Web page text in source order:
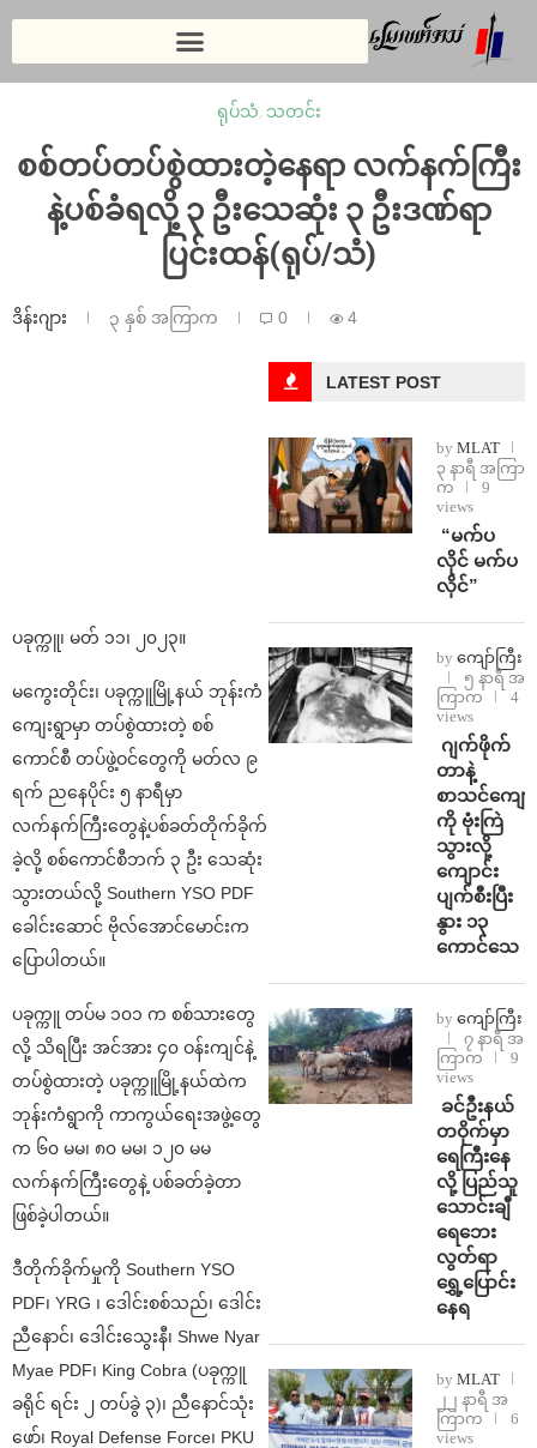
ရုပ်သံ, သတင်း
စစ်တပ်တပ်စွဲထားတဲ့နေရာ လက်နက်ကြီး
နဲ့ပစ်ခံရလို့ ၃ ဦးသေဆုံး ၃ ဦးဒဏ်ရာ
ပြင်းထန်(ရုပ်/သံ)
ဒိန်းဂျား ၃ နှစ် အကြာက 0 4
ပခုက္ကူ၊ မတ် ၁၁၊ ၂၀၂၃။
မကွေးတိုင်း၊ ပခုက္ကူမြို့နယ် ဘုန်းကံ
ကျေးရွာမှာ တပ်စွဲထားတဲ့ စစ်
ကောင်စီ တပ်ဖွဲ့ဝင်တွေကို မတ်လ ၉
ရက် ညနေပိုင်း ၅ နာရီမှာ
လက်နက်ကြီးတွေနဲ့ပစ်ခတ်တိုက်ခိုက်
ခဲ့လို့ စစ်ကောင်စီဘက် ၃ ဦး သေဆုံး
သွားတယ်လို့ Southern YSO PDF
ခေါင်းဆောင် ဗိုလ်အောင်မောင်းက
ပြောပါတယ်။
ပခုက္ကူ တပ်မ ၁၀၁ က စစ်သားတွေ
လို့ သိရပြီး အင်အား ၄၀ ဝန်းကျင်နဲ့
တပ်စွဲထားတဲ့ ပခုက္ကူမြို့နယ်ထဲက
ဘုန်းကံရွာကို ကာကွယ်ရေးအဖွဲ့တွေ
က ၆၀ မမ၊ ၈၀ မမ၊ ၁၂၀ မမ
လက်နက်ကြီးတွေနဲ့ ပစ်ခတ်ခဲ့တာ
ဖြစ်ခဲ့ပါတယ်။
ဒီတိုက်ခိုက်မှုကို Southern YSO
PDF၊ YRG ၊ ဒေါင်းစစ်သည်၊ ဒေါင်း
ညီနောင်၊ ဒေါင်းသွေးနီ၊ Shwe Nyar
Myae PDF၊ King Cobra (ပခုက္ကူ
ခရိုင် ရင်း ၂ တပ်ခွဲ ၃)၊ ညီနောင်သုံး
ဖော်၊ Royal Defense Force၊ PKU
LATEST POST
by MLAT
၃ နာရီ အကြာ
က
9
views
⁨ ⁨“မက်ပ
လိုင် မက်ပ
လိုင်”
by ကျော်ကြီး
၅ နာရီ အ
ကြာက
4
views
⁨⁩ ⁨ဂျက်ဖိုက်
တာနဲ့
စာသင်ကျော
ကို ဗုံးကြဲ
သွားလို့
ကျောင်း
ပျက်စီးပြီး
နွား ၁၃
ကောင်သေ
by ကျော်ကြီး
၇ နာရီ အ
ကြာက
9
views
⁩ ⁨ခင်ဦးနယ်
တဝိုက်မှာ
ရေကြီးနေ
လို့ ပြည်သူ
သောင်းချီ
ရေဘေး
လွတ်ရာ
ရွှေ့ပြောင်း
နေရ
by MLAT
၂၂ နာရီ အ
ကြာက
6
views